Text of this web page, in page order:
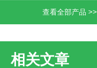
查看全部产品 >>
相关文章